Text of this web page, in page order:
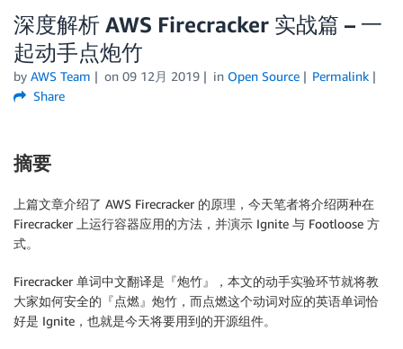
版本
深度解析 AWS Firecracker 实战篇 – 一
起动手点炮竹
by AWS Team on 09 12月 2019 in Open Source
Permalink
Share
摘要
上篇文章介绍了 AWS Firecracker 的原理，今天笔者将介绍两种在
Firecracker 上运行容器应用的方法，并演示 Ignite 与 Footloose 方
式。
Firecracker 单词中文翻译是『炮竹』，本文的动手实验环节就将教
大家如何安全的『点燃』炮竹，而点燃这个动词对应的英语单词恰
好是 Ignite，也就是今天将要用到的开源组件。